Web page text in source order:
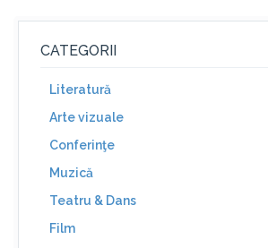
CATEGORII
Literatură
Arte vizuale
Conferinţe
Muzică
Teatru & Dans
Film